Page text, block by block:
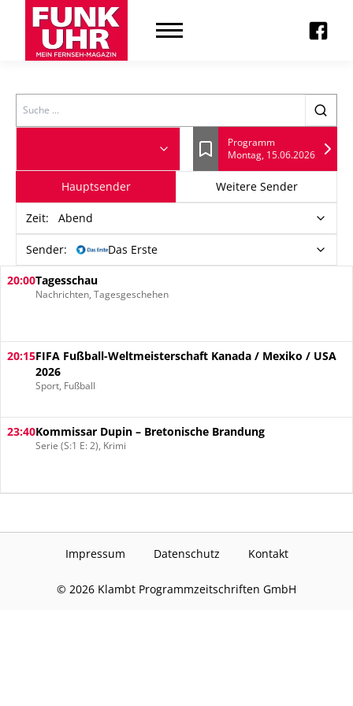
Search
Lesezeichen
Programm
Montag, 15.06.2026
Hauptsender Weitere Sender
Zeit: Abend
Sender: Das Erste
20:00Tagesschau
Nachrichten, Tagesgeschehen
20:15FIFA Fußball-Weltmeisterschaft Kanada / Mexiko / USA
2026
Sport, Fußball
23:40Kommissar Dupin – Bretonische Brandung
Serie (S:1 E: 2), Krimi
Impressum Datenschutz Kontakt
© 2026 Klambt Programmzeitschriften GmbH